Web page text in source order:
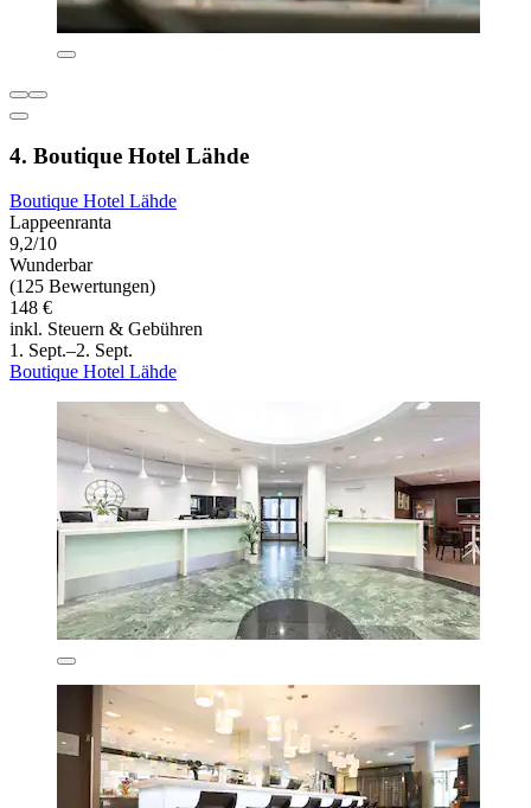
4. Boutique Hotel Lähde
Boutique Hotel Lähde
Lappeenranta
9,2/10
Wunderbar
(125 Bewertungen)
148 €
inkl. Steuern & Gebühren
1. Sept.–2. Sept.
Boutique Hotel Lähde